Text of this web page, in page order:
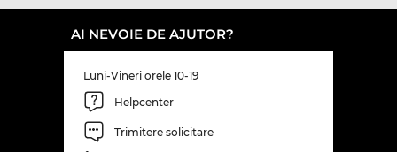
AI NEVOIE DE AJUTOR?
Luni-Vineri orele 10-19
Helpcenter
Trimitere solicitare